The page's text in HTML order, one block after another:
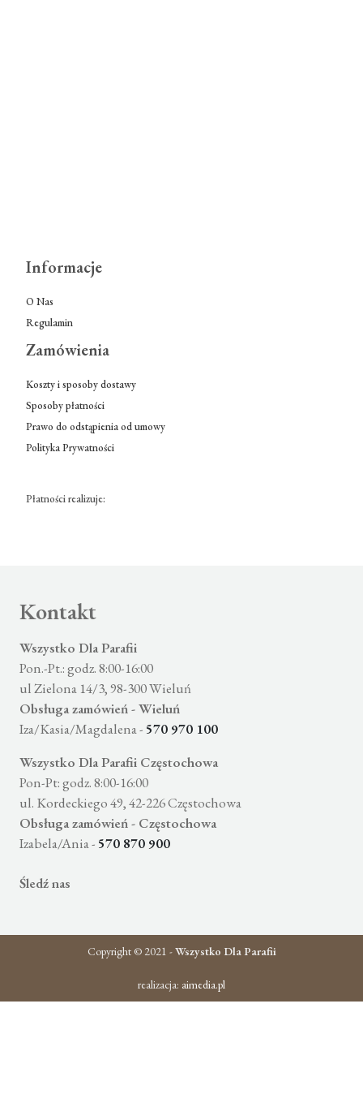
Informacje
O Nas
Regulamin
Zamówienia
Koszty i sposoby dostawy
Sposoby płatności
Prawo do odstąpienia od umowy
Polityka Prywatności
Płatności realizuje:
Kontakt
Wszystko Dla Parafii
Pon.-Pt.: godz. 8:00-16:00
ul Zielona 14/3, 98-300 Wieluń
Obsługa zamówień - Wieluń
Iza/Kasia/Magdalena - 570 970 100
Wszystko Dla Parafii Częstochowa
Pon-Pt: godz. 8:00-16:00
ul. Kordeckiego 49, 42-226 Częstochowa
Obsługa zamówień - Częstochowa
Izabela/Ania - 570 870 900
Śledź nas
Copyright © 2021 -Wszystko Dla Parafii
realizacja: aimedia.pl